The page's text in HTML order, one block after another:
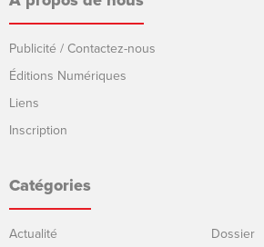
Publicité / Contactez-nous
Éditions Numériques
Liens
Inscription
Catégories
Actualité
Dossier